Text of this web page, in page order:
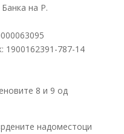
на Р.
1900162391-787-14
8 и 9 од
надоместоци